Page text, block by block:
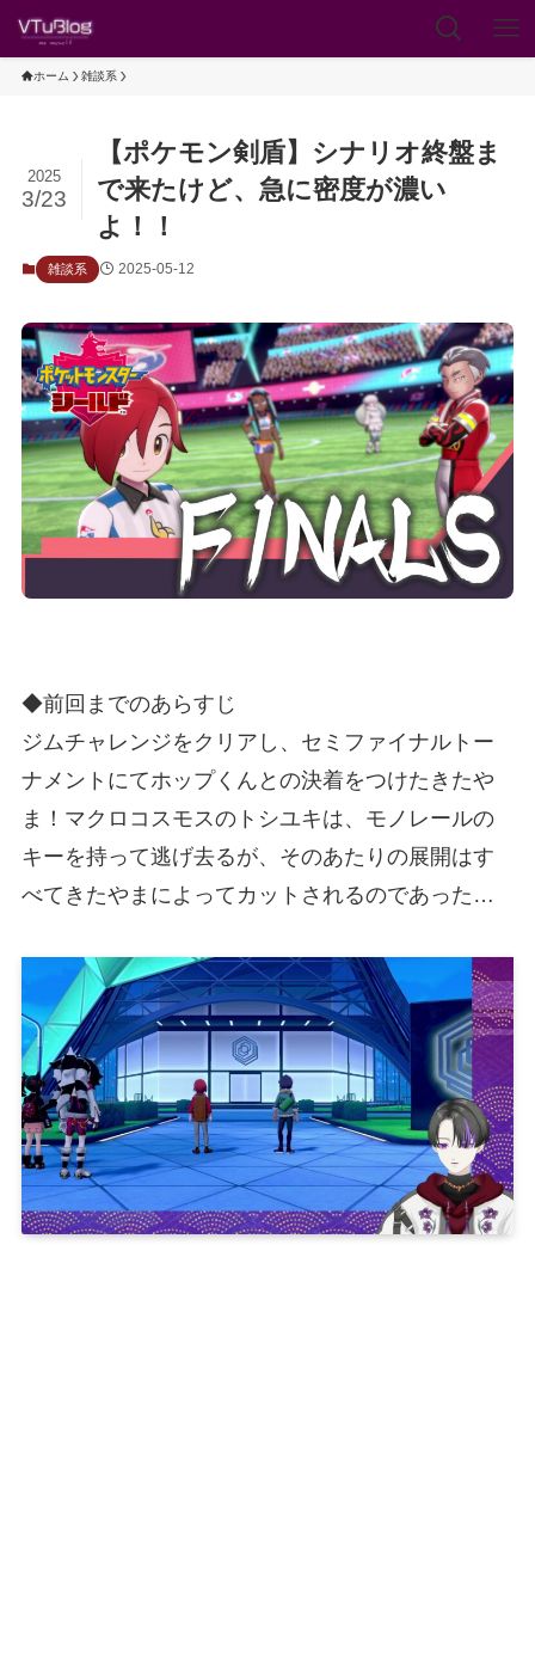
ホーム 雑談系
【ポケモン剣盾】シナリオ終盤ま
で来たけど、急に密度が濃い
よ！！
2025
3/23
雑談系 2025-05-12
◆前回までのあらすじ
ジムチャレンジをクリアし、セミファイナルトー
ナメントにてホップくんとの決着をつけたきたや
ま！マクロコスモスのトシユキは、モノレールの
キーを持って逃げ去るが、そのあたりの展開はす
べてきたやまによってカットされるのであった…